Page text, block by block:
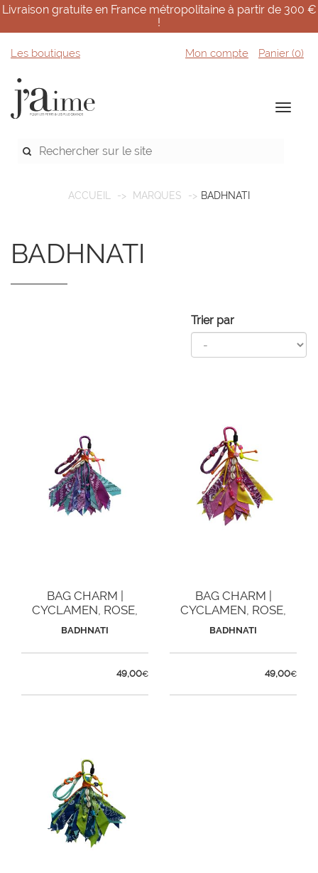
Livraison gratuite en France métropolitaine à partir de 300 €
!
Les boutiques Mon compte Panier (0)
ACCUEIL MARQUES BADHNATI
BADHNATI
Trier par
BAG CHARM |
CYCLAMEN, ROSE,
LILAS ET AQUA
BADHNATI
49,00€
BAG CHARM |
CYCLAMEN, ROSE,
JAUNE, MANDARINE
BADHNATI
49,00€